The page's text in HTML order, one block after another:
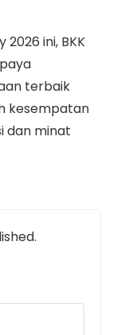
ini, BKK
terbaik
kesempatan
dan minat